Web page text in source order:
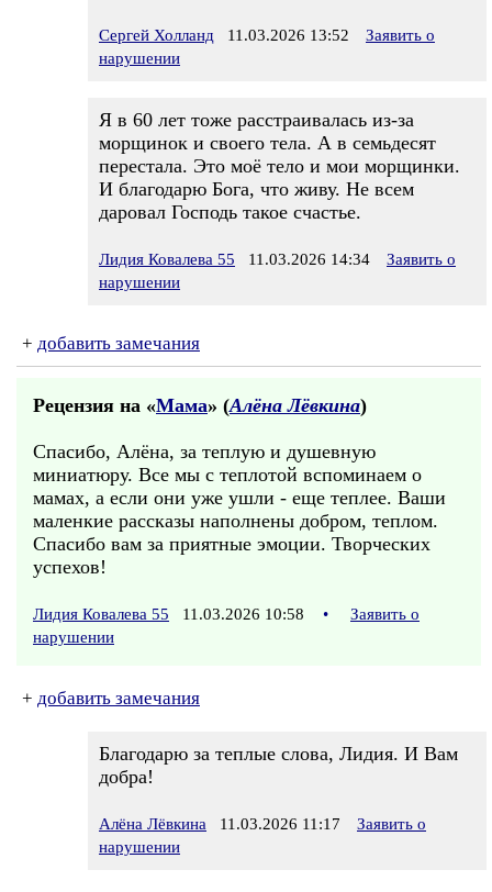
Сергей Холланд 11.03.2026 13:52
Заявить о
нарушении
Я в 60 лет тоже расстраивалась из-за
морщинок и своего тела. А в семьдесят
перестала. Это моё тело и мои морщинки.
И благодарю Бога, что живу. Не всем
даровал Господь такое счастье.
Лидия Ковалева 55 11.03.2026 14:34
Заявить о
нарушении
+ добавить замечания
Рецензия на «Мама» (Алёна Лёвкина)
Спасибо, Алёна, за теплую и душевную
миниатюру. Все мы с теплотой вспоминаем о
мамах, а если они уже ушли - еще теплее. Ваши
маленкие рассказы наполнены добром, теплом.
Спасибо вам за приятные эмоции. Творческих
успехов!
Лидия Ковалева 55 11.03.2026 10:58 •
Заявить о
нарушении
+ добавить замечания
Благодарю за теплые слова, Лидия. И Вам
добра!
Алёна Лёвкина 11.03.2026 11:17
Заявить о
нарушении